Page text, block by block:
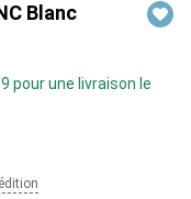
Blanc
pour une livraison le